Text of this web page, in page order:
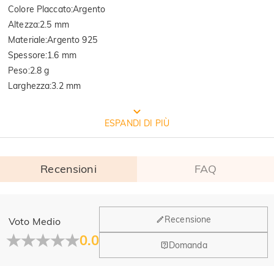
Colore Placcato:Argento
Altezza:2.5 mm
Materiale:Argento 925
Spessore:1.6 mm
Peso:2.8 g
Larghezza:3.2 mm
CONFEZIONE GRATUITA JEULIA
ESPANDI DI PIÙ
Recensioni FAQ
Voto Medio
0.0
Recensione
Domanda
Generale
Dove si trova la tua azienda?
La sede principale è a Los Angeles, in California, mentre il